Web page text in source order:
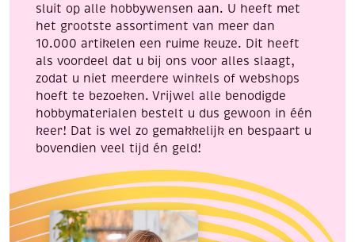
sluit op alle hobbywensen aan. U heeft met
het grootste assortiment van meer dan
10.000 artikelen een ruime keuze. Dit heeft
als voordeel dat u bij ons voor alles slaagt,
zodat u niet meerdere winkels of webshops
hoeft te bezoeken. Vrijwel alle benodigde
hobbymaterialen bestelt u dus gewoon in één
keer! Dat is wel zo gemakkelijk en bespaart u
bovendien veel tijd én geld!